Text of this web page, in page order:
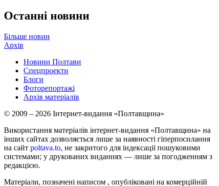
Останні новини
Більше новин
Архів
Новини Полтави
Спецпроекти
Блоги
Фоторепортажі
Архів матеріалів
© 2009 – 2026 Інтернет-видання «Полтавщина»
Використання матеріалів інтернет-видання «Полтавщина» на
інших сайтах дозволяється лише за наявності гіперпосилання
на сайт poltava.to, не закритого для індексації пошуковими
системами; у друкованих виданнях — лише за погодженням з
редакцією.
Матеріали, позначені написом , опубліковані на комерційній